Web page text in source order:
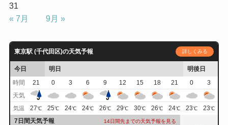
31
« 7月
9月 »
東京駅 (千代田区)の天気予報 詳しくみる
今日 明日
明後日
時間
21 0 3 6 9 12 15 18 21 0
3
天気
気温 27℃ 25℃ 24℃ 24℃ 26℃ 29℃ 30℃ 26℃ 24℃ 23℃ 23℃
7日間天気予報 14日間先までの天気予報を見る